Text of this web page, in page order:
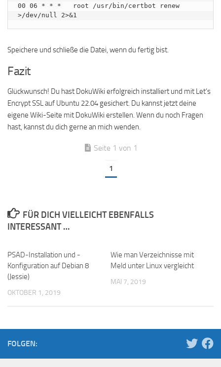
00 06 * * *   root /usr/bin/certbot renew
Speichere und schließe die Datei, wenn du fertig bist.
Fazit
Glückwunsch! Du hast DokuWiki erfolgreich installiert und mit Let’s
Encrypt SSL auf Ubuntu 22.04 gesichert. Du kannst jetzt deine
eigene Wiki-Seite mit DokuWiki erstellen. Wenn du noch Fragen
hast, kannst du dich gerne an mich wenden.
Seite 1 von 1
1
FÜR DICH VIELLEICHT EBENFALLS
INTERESSANT …
PSAD-Installation und -
Konfiguration auf Debian 8
(Jessie)
OKTOBER 1, 2019
Wie man Verzeichnisse mit
Meld unter Linux vergleicht
MAI 7, 2019
FOLGEN: